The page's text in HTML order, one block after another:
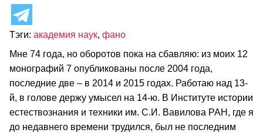
Тэги: академия наук, фано
Мне 74 года, но оборотов пока на сбавляю: из моих 12
монографий 7 опубликованы после 2004 года,
последние две – в 2014 и 2015 годах. Работаю над 13-
й, в голове держу умысел на 14-ю. В Институте истории
естествознания и техники им. С.И. Вавилова РАН, где я
до недавнего времени трудился, был не последним